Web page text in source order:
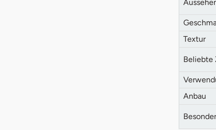
Textur
Beliebte
Anbau